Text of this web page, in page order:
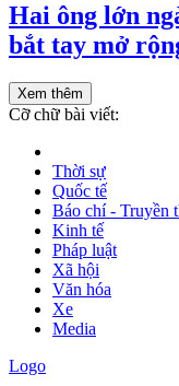
Hai ông lớn
bắt tay mở
Xem thêm
Cỡ chữ bài viết:
Thời sự
Quốc tế
Báo chí - Truyền
Kinh tế
Pháp luật
Xã hội
Văn hóa
Xe
Media
Logo